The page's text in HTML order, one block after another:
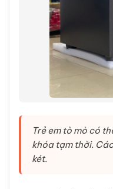
Trẻ em tò mò có
khóa tạm thời.
két.